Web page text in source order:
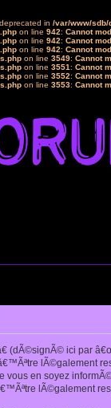
in /var/www/sdb/
on line 942: Cannot
on line 942: Cannot
on line 942: Cannot
on line 3549: Cannot
on line 3551: Cannot
on line 3552: Cannot
on line 3553: Cannot
(dÃ©signÃ© ici par
lÃ©galement
vous en soyez
lÃ©galement